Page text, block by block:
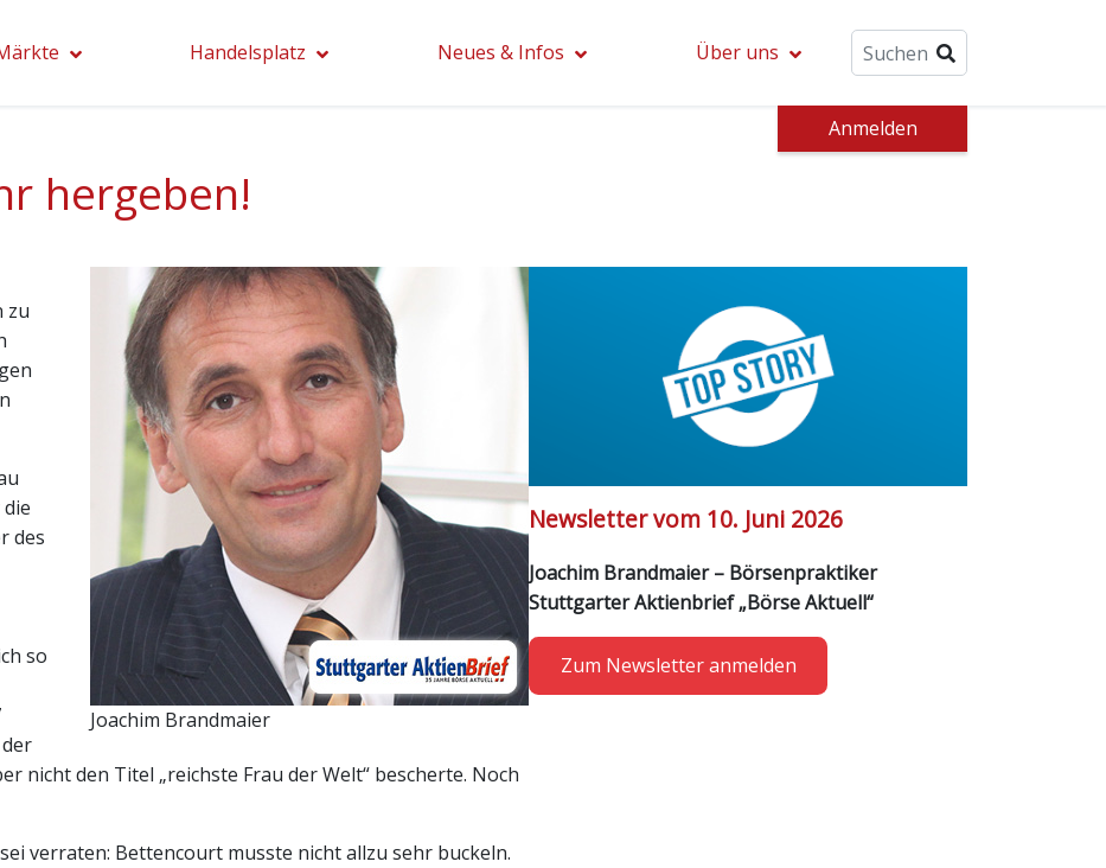
Handelsplatz Neues & Infos Über uns
Anmelden
hergeben!
Joachim Brandmaier
zu
des
so
nicht den Titel „reichste Frau der Welt“ bescherte. Noch
verraten: Bettencourt musste nicht allzu sehr buckeln.
Newsletter vom 10. Juni 2026
Joachim Brandmaier – Börsenpraktiker
Stuttgarter Aktienbrief „Börse Aktuell“
Zum Newsletter anmelden